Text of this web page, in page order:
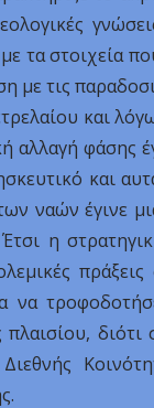
τα στοιχεία
τις
και
φάσης
και
ναών έγινε
η
να